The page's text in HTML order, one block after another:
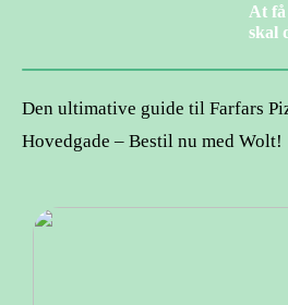
At få
skal
Den ultimative guide til Farfars
Hovedgade – Bestil nu med Wolt!